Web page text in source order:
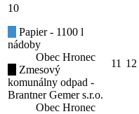
10
Papier - 1100 l
nádoby
Obec Hronec
Zmesový
komunálny odpad -
Brantner Gemer s.r.o.
Obec Hronec
11 12